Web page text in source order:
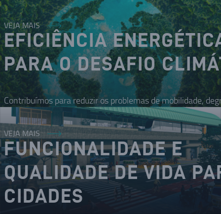
VEJA MAIS
EFICIÊNCIA
PARA O DESAFIO
Contribuímos para reduzir os problemas de mobilidade,
VEJA MAIS
FUNCIONALIDADE E
QUALIDADE DE VIDA
CIDADES